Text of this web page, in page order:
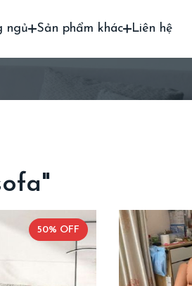
ngủ Sản phẩm khác Liên hệ
50% OFF